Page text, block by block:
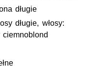
długie
długie, włosy: